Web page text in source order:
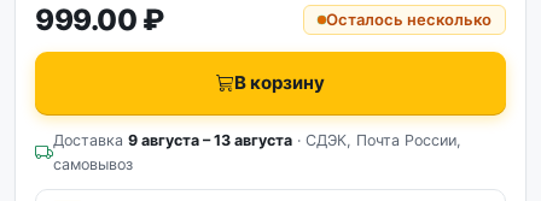
999.00 ₽ Осталось несколько
В корзину
Доставка 9 августа – 13 августа · СДЭК, Почта России,
самовывоз